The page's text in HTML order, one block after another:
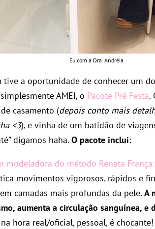
Eu com a Dra. Andréia
tive a oportunidade de conhecer um
AMEI, o Pacote Pré Festa.
casamento (depois conto mais
<3), e vinha de um batidão de
digamos haha. O pacote inclui:
modeladora do método Renata França:
movimentos vigorosos, rápidos e
camadas mais profundas da pele. A
aumenta a circulação sanguínea, e
hora real/oficial, pessoal, é